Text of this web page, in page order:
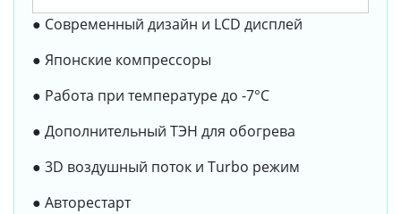
● Современный дизайн и LCD дисплей
● Японские компрессоры
● Работа при температуре до -7°C
● Дополнительный ТЭН для обогрева
● 3D воздушный поток и Turbo режим
● Авторестарт